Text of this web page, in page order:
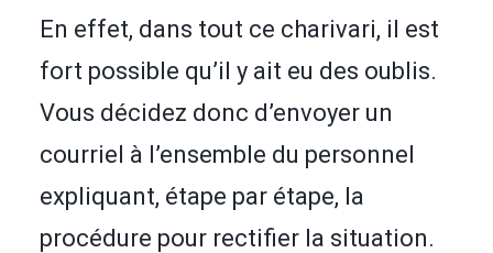
En effet, dans tout ce charivari, il est
fort possible qu’il y ait eu des oublis.
Vous décidez donc d’envoyer un
courriel à l’ensemble du personnel
expliquant, étape par étape, la
procédure pour rectifier la situation.